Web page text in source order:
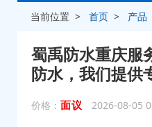
当前位置 >首页 > 产品
蜀禹防水重庆服
防水，我们提供
价格： 面议 2026-08-05